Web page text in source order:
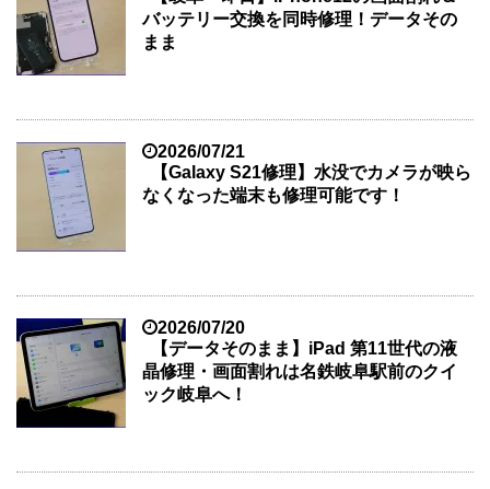
バッテリー交換を同時修理！データその
まま
2026/07/21
【Galaxy S21修理】水没でカメラが映ら
なくなった端末も修理可能です！
2026/07/20
【データそのまま】iPad 第11世代の液
晶修理・画面割れは名鉄岐阜駅前のクイ
ック岐阜へ！